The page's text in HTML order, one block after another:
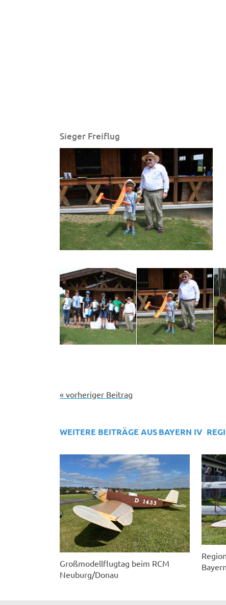
Sieger Freiflug
« vorheriger Beitrag
WEITERE BEITRÄGE AUSBAYERN IV
Großmodellflugtag beim RCM
Neuburg/Donau